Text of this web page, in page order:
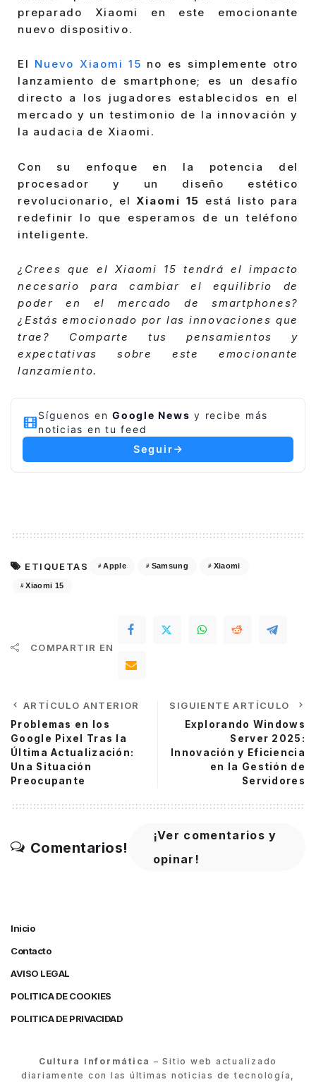
preparado Xiaomi en este emocionante
nuevo dispositivo.
El Nuevo Xiaomi 15 no es simplemente otro
lanzamiento de smartphone; es un desafío
directo a los jugadores establecidos en el
mercado y un testimonio de la innovación y
la audacia de Xiaomi.
Con su enfoque en la potencia del
procesador y un diseño estético
revolucionario, el Xiaomi 15 está listo para
redefinir lo que esperamos de un teléfono
inteligente.
¿Crees que el Xiaomi 15 tendrá el impacto
necesario para cambiar el equilibrio de
poder en el mercado de smartphones?
¿Estás emocionado por las innovaciones que
trae? Comparte tus pensamientos y
expectativas sobre este emocionante
lanzamiento.
Síguenos en Google News y recibe más
noticias en tu feed
Seguir
ETIQUETAS Apple Samsung Xiaomi
Xiaomi 15
COMPARTIR EN
ARTÍCULO ANTERIOR
Problemas en los
Google Pixel Tras la
Última Actualización:
Una Situación
Preocupante
SIGUIENTE ARTÍCULO
Explorando Windows
Server 2025:
Innovación y Eficiencia
en la Gestión de
Servidores
Comentarios!
¡Ver comentarios y
opinar!
Inicio
Contacto
AVISO LEGAL
POLITICA DE COOKIES
POLITICA DE PRIVACIDAD
Cultura Informática – Sitio web actualizado
diariamente con las últimas noticias de tecnología,